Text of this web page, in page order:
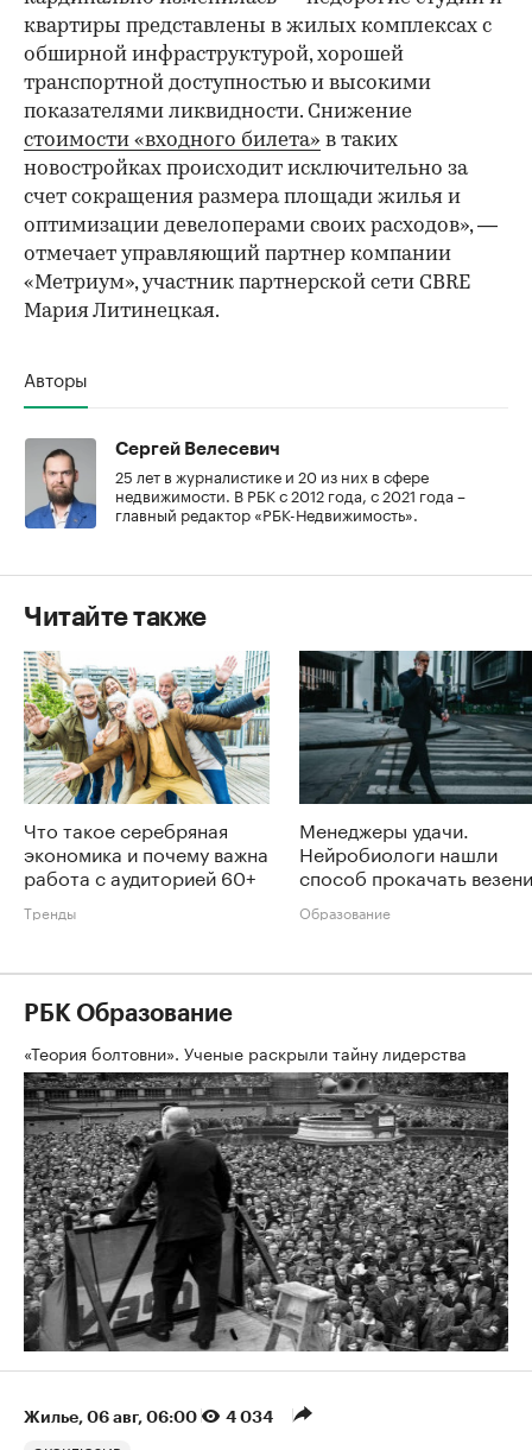
квартиры представлены в жилых комплексах с
обширной инфраструктурой, хорошей
транспортной доступностью и высокими
показателями ликвидности. Снижение
стоимости «входного билета» в таких
новостройках происходит исключительно за
счет сокращения размера площади жилья и
оптимизации девелоперами своих расходов», —
отмечает управляющий партнер компании
«Метриум», участник партнерской сети CBRE
Мария Литинецкая.
Авторы
Сергей Велесевич
25 лет в журналистике и 20 из них в сфере
недвижимости. В РБК с 2012 года, с 2021 года –
главный редактор «РБК-Недвижимость».
Читайте также
Что такое серебряная
экономика и почему важна
работа с аудиторией 60+
Тренды
Менеджеры удачи.
Нейробиологи нашли
способ прокачать
Образование
РБК Образование
«Теория болтовни». Ученые раскрыли тайну лидерства
Жилье⁠, 06 авг, 06:00 4 034